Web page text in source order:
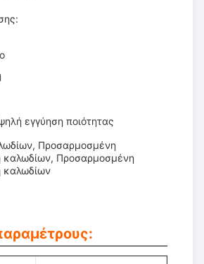
εγγύηση ποιότητας
Προσαρμοσμένη
καλωδίων, Προσαρμοσμένη
καλωδίων